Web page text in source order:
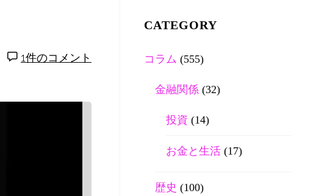
1件のコメント
r
CATEGORY
コラム (555)
金融関係 (32)
投資 (14)
お金と生活 (17)
歴史 (100)